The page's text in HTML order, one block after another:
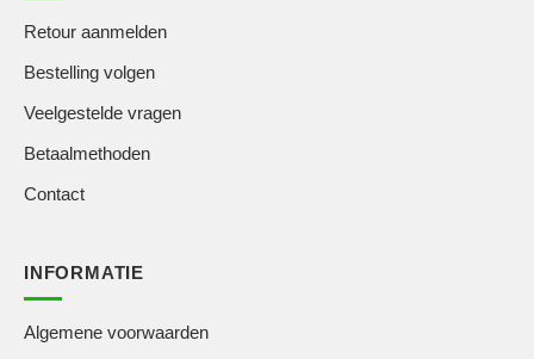
Retour aanmelden
Bestelling volgen
Veelgestelde vragen
Betaalmethoden
Contact
INFORMATIE
Algemene voorwaarden